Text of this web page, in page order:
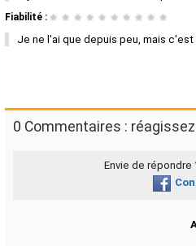
Fiabilité : ★ ★ ★ ★ ★ ★ ★ ★ ★ ★
Je ne l'ai que depuis peu, mais
0 Commentaires :
Envie de répondre